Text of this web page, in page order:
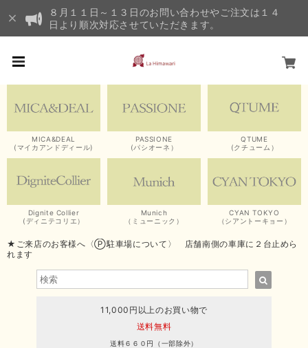
８月１１日～１３日のお問い合わせやご注文は１４
日より順次対応させていただきます。
MICA&DEAL
(マイカアンドディール)
PASSIONE
(パシオーネ）
QTUME
(クチューム）
Dignite Collier
(ディニテコリエ）
Munich
（ミューニック）
CYAN TOKYO
（シアントーキョー）
★ご来店のお客様へ〈Ⓟ駐車場について〉 店舗南側の車庫に２台止めら
れます
11,000円以上のお買い物で
送料無料
送料６６０円（一部除外）